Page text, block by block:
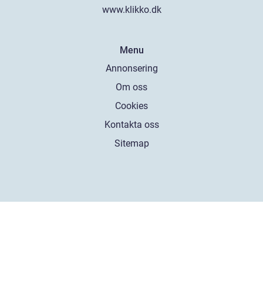
www.klikko.dk
Menu
Annonsering
Om oss
Cookies
Kontakta oss
Sitemap